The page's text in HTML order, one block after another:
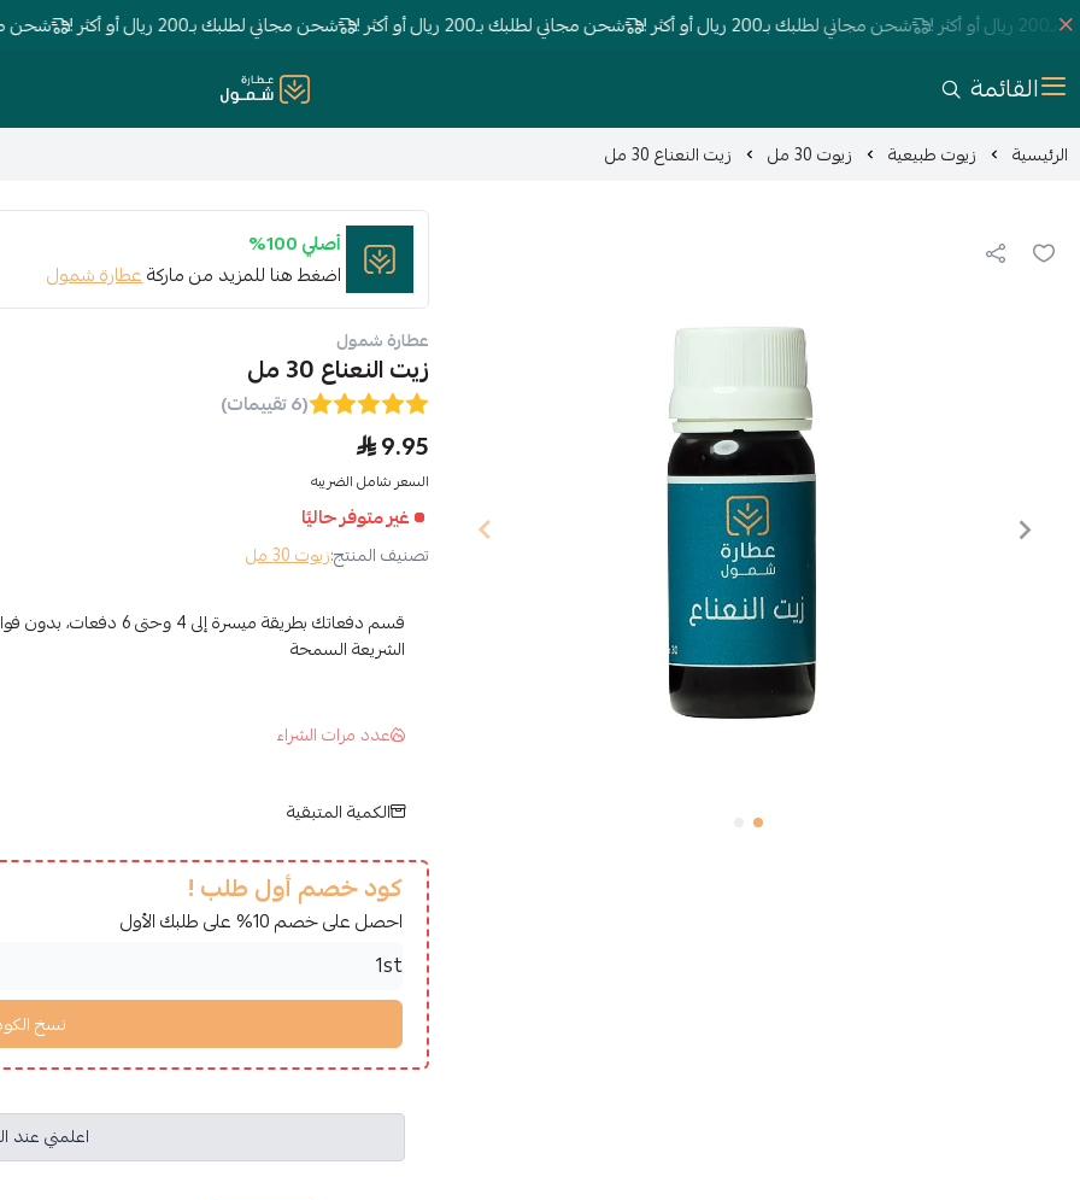
شحن مجاني لطلبك بـ200 ريال أو أكثر ! شحن مجاني لطلبك بـ200 ريال أو أكثر ! شحن مجاني لطلبك بـ200 ريال أو أكثر ! شحن مجاني لطلبك
القائمة عطارة شمول
الرئيسية زيوت طبيعية زيوت 30 مل زيت النعناع 30 مل
أصلي 100%
اضغط هنا للمزيد من ماركةعطارة شمول
عطارة شمول
زيت النعناع 30 مل
(6 تقييمات)
9.95
السعر شامل الضريبه
غير متوفر حاليًا
تصنيف المنتج:زيوت 30 مل
قسم دفعاتك بطريقة ميسرة إلى 4
الشريعة السمحة
عدد مرات الشراء
الكمية المتبقية
كود خصم أول طلب !
احصل على خصم 10% على طلبك الأول
اعلمني عند